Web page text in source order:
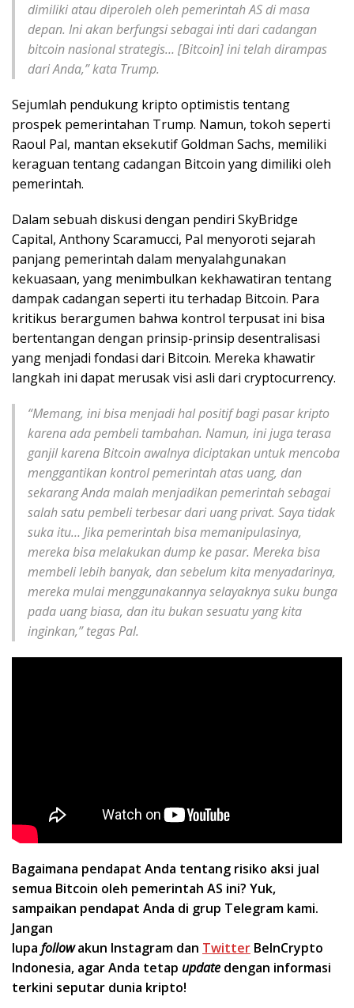
dimiliki atau diperoleh oleh pemerintah AS di masa
depan. Ini akan berfungsi sebagai inti dari cadangan
bitcoin nasional strategis… [Bitcoin] ini telah dirampas
dari Anda,” kata Trump.
Sejumlah pendukung kripto optimistis tentang
prospek pemerintahan Trump. Namun, tokoh seperti
Raoul Pal, mantan eksekutif Goldman Sachs, memiliki
keraguan tentang cadangan Bitcoin yang dimiliki oleh
pemerintah.
Dalam sebuah diskusi dengan pendiri SkyBridge
Capital, Anthony Scaramucci, Pal menyoroti sejarah
panjang pemerintah dalam menyalahgunakan
kekuasaan, yang menimbulkan kekhawatiran tentang
dampak cadangan seperti itu terhadap Bitcoin. Para
kritikus berargumen bahwa kontrol terpusat ini bisa
bertentangan dengan prinsip-prinsip desentralisasi
yang menjadi fondasi dari Bitcoin. Mereka khawatir
langkah ini dapat merusak visi asli dari cryptocurrency.
“Memang, ini bisa menjadi hal positif bagi pasar kripto
karena ada pembeli tambahan. Namun, ini juga terasa
ganjil karena Bitcoin awalnya diciptakan untuk mencoba
menggantikan kontrol pemerintah atas uang, dan
sekarang Anda malah menjadikan pemerintah sebagai
salah satu pembeli terbesar dari uang privat. Saya tidak
suka itu… Jika pemerintah bisa memanipulasinya,
mereka bisa melakukan dump ke pasar. Mereka bisa
membeli lebih banyak, dan sebelum kita menyadarinya,
mereka mulai menggunakannya selayaknya suku bunga
pada uang biasa, dan itu bukan sesuatu yang kita
inginkan,” tegas Pal.
Bagaimana pendapat Anda tentang risiko aksi jual
semua Bitcoin oleh pemerintah AS ini? Yuk,
sampaikan pendapat Anda di grup Telegram kami.
Jangan
lupa followakun Instagram dan Twitter BeInCrypto
Indonesia, agar Anda tetap update dengan informasi
terkini seputar dunia kripto!